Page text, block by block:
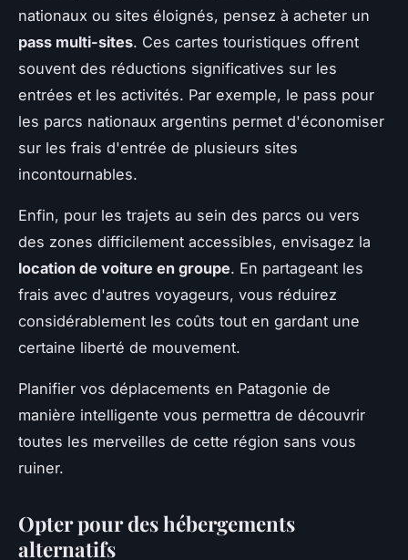
nationaux ou sites éloignés, pensez à acheter un
pass multi-sites. Ces cartes touristiques offrent
souvent des réductions significatives sur les
entrées et les activités. Par exemple, le pass pour
les parcs nationaux argentins permet d'économiser
sur les frais d'entrée de plusieurs sites
incontournables.
Enfin, pour les trajets au sein des parcs ou vers
des zones difficilement accessibles, envisagez la
location de voiture en groupe. En partageant les
frais avec d'autres voyageurs, vous réduirez
considérablement les coûts tout en gardant une
certaine liberté de mouvement.
Planifier vos déplacements en Patagonie de
manière intelligente vous permettra de découvrir
toutes les merveilles de cette région sans vous
ruiner.
Opter pour des hébergements
alternatifs